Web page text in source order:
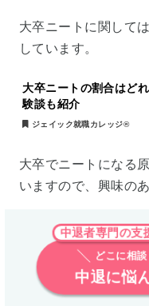
大卒ニートに関して
しています。
大卒ニートの割合はど
験談も紹介
ジェイック就職カレッジ®︎
大卒でニートになる
いますので、興味の
中退者専門の支
どこに相
中退に悩